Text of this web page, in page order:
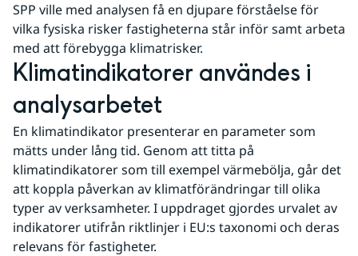
SPP ville med analysen få en djupare förståelse för
vilka fysiska risker fastigheterna står inför samt arbeta
med att förebygga klimatrisker.
Klimatindikatorer användes i
analysarbetet
En klimatindikator presenterar en parameter som
mätts under lång tid. Genom att titta på
klimatindikatorer som till exempel värmebölja, går det
att koppla påverkan av klimatförändringar till olika
typer av verksamheter. I uppdraget gjordes urvalet av
indikatorer utifrån riktlinjer i EU:s taxonomi och deras
relevans för fastigheter.